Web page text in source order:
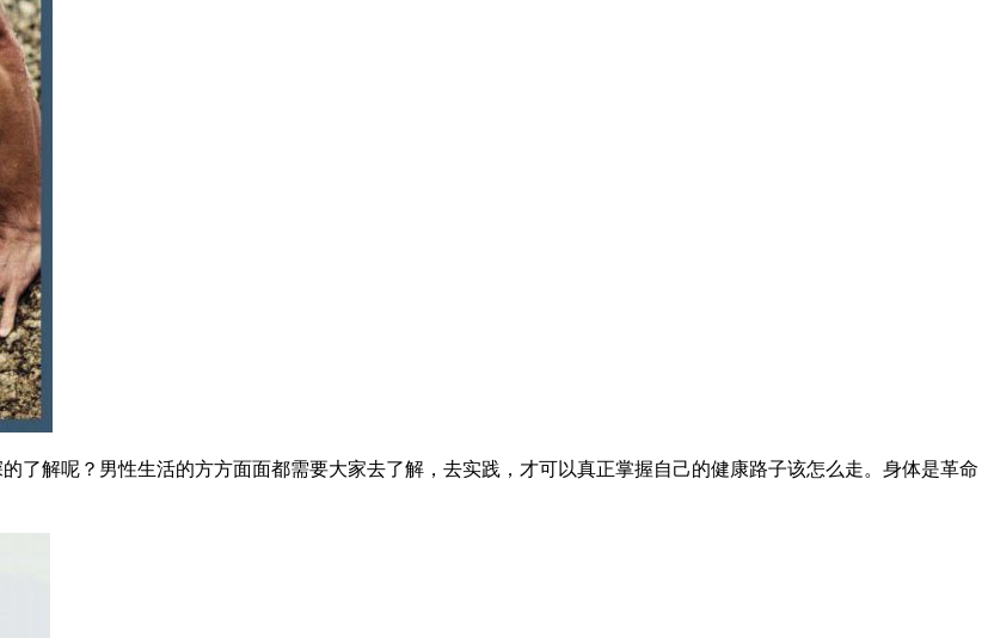
了解呢？男性生活的方方面面都需要大家去了解，去实践，才可以真正掌握自己的健康路子该怎么走。身体是革命